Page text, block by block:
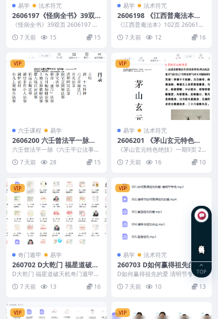
易学 法术符咒
2606197《怪病全书》39双
页
《怪病全书》39双页 2606197 以
下内容为整理的相关资料内容相关
推荐描述请...
7 天前 15 15
易学 法术符咒
2606198 《江西普庵法本》1
02页
《江西普庵法本》102页 2606198
以下内容为整理的相关资料内容相
关推荐描...
7 天前 12 16
VIP
六壬课程 易学
2606200 六壬曾法平一脉
《六壬平公法事合集》六壬法
科 61页
六壬曾法平一脉《六壬平公法事合
集》六壬法科 61页 2606200 ...
7 天前 28 15
VIP
易学 法术符咒
2606201 《茅山玄元特色绝
技》一期9页
《茅山玄元特色绝技》一期9页 26
7 天前 16 10
VIP
奇门遁甲 易学
260702 D大乾门 福星道破天
机奇门遁甲42集
D大乾门 福星道破天机奇门遁甲42
集 260702 260702 D大乾门 福
星...7 天前 13 16
VIP
易学 法术符咒
260703 D如何赢得祖先的爱
清明节专场5集
D如何赢得祖先的爱 清明节专场5
集 260703 260703 D如何赢得祖
先的...7 天前 10 13
VIP VIP
TOP